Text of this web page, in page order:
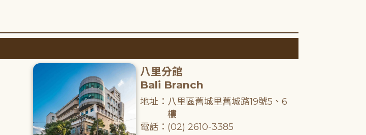
八里分館
Bali Branch
地址：八里區舊城里舊城路19號5、6
樓
電話：(02) 2610-3385